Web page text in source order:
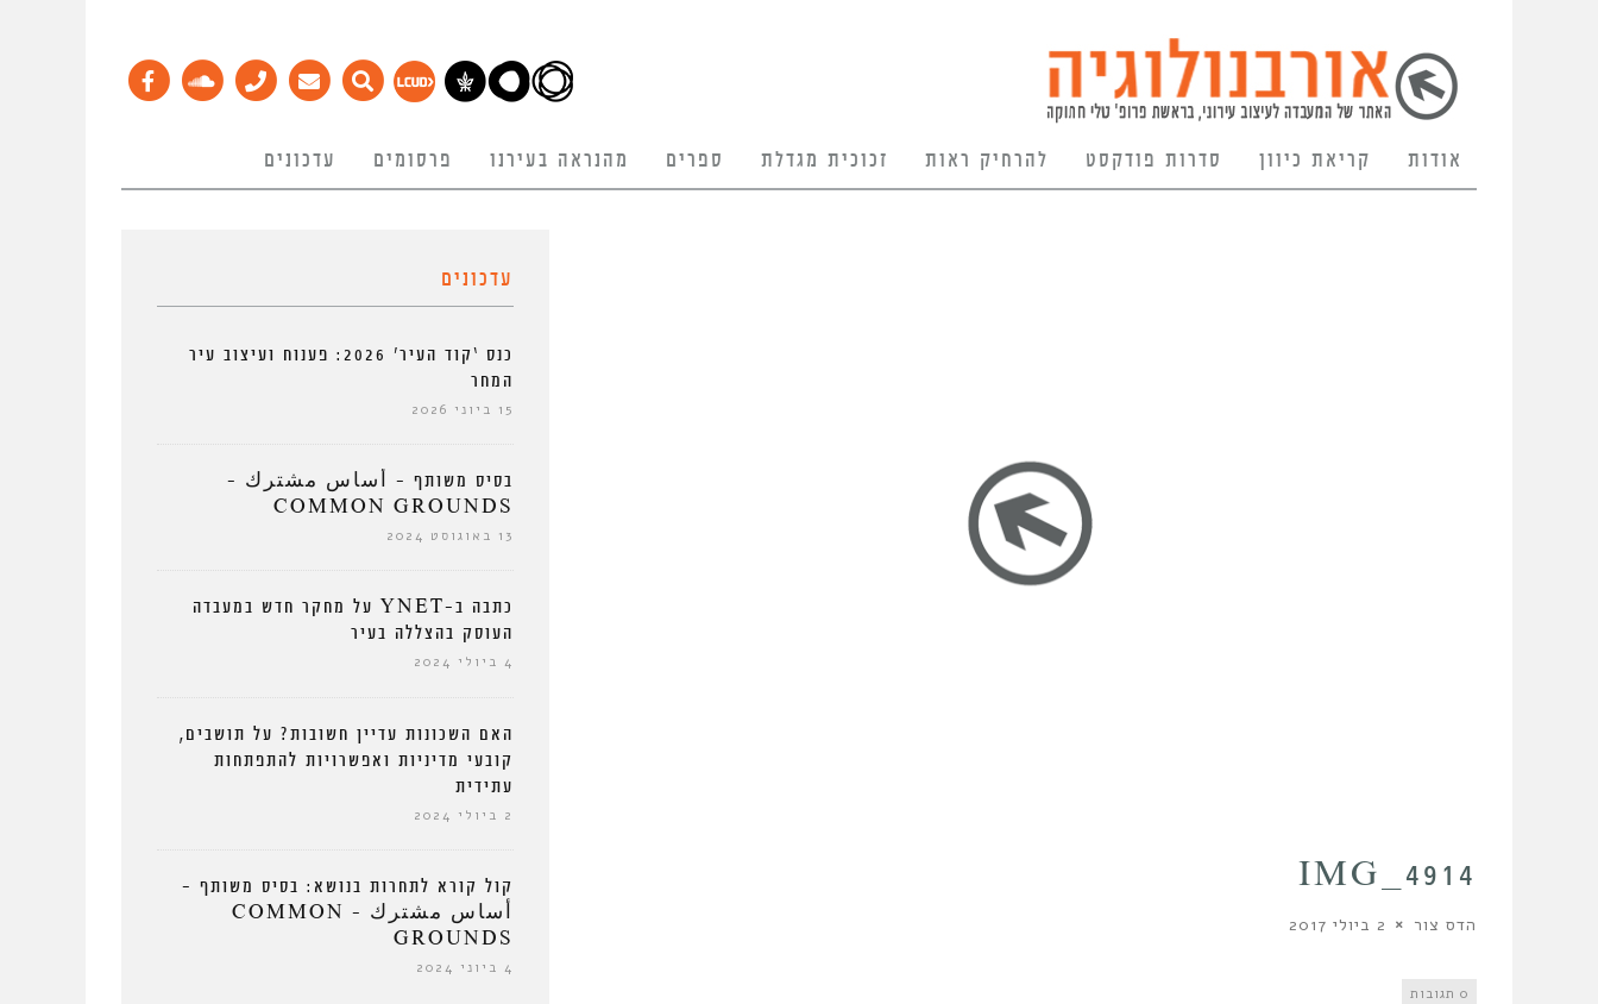
אודות קריאת כיוון סדרות פודקסט להרחיק ראות זכוכית מגדלת ספרים מהנראה בעירנו פרסומים עדכונים
IMG_4914
הדס צור 2 ביולי 2017
0 תגובות
עדכונים
כנס ‘קוד העיר’ 2026: פענוח ועיצוב עיר
המחר
15 ביוני 2026
בסיס משותף – أساس مشترك –
COMMON GROUNDS
13 באוגוסט 2024
כתבה ב-YNET על מחקר חדש במעבדה
העוסק בהצללה בעיר
4 ביולי 2024
האם השכונות עדיין חשובות? על תושבים,
קובעי מדיניות ואפשרויות להתפתחות
עתידית
2 ביולי 2024
קול קורא לתחרות בנושא: בסיס משותף –
أساس مشترك – COMMON
GROUNDS
4 ביוני 2024